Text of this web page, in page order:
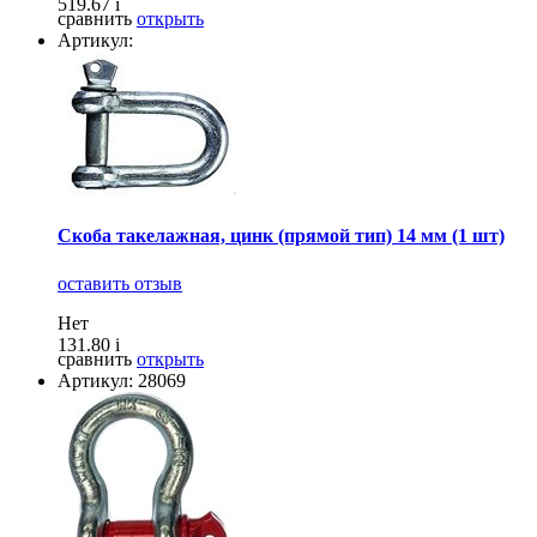
519.67 i
сравнить открыть
Артикул:
Скоба такелажная, цинк (прямой тип) 14 мм (1 шт)
оставить отзыв
Нет
131.80 i
сравнить открыть
Артикул: 28069